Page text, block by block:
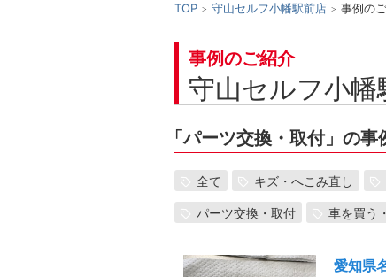
TOP 守山セルフ小幡駅前店 事例の
事例のご紹介
守山セルフ小幡
「パーツ交換・取付」の事
全て キズ・へこみ直し
パーツ交換・取付 車を買う
愛知県